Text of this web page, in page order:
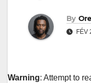
By
FÉV
Warning: Attempt to